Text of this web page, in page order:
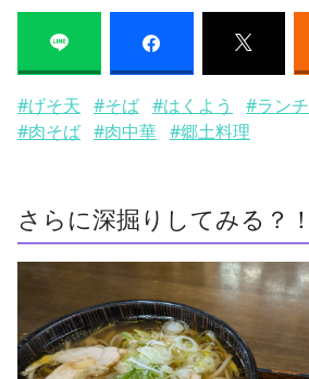
#げそ天 #そば #はくよう #ランチ
#肉そば #肉中華 #郷土料理
さらに深掘りしてみる？！